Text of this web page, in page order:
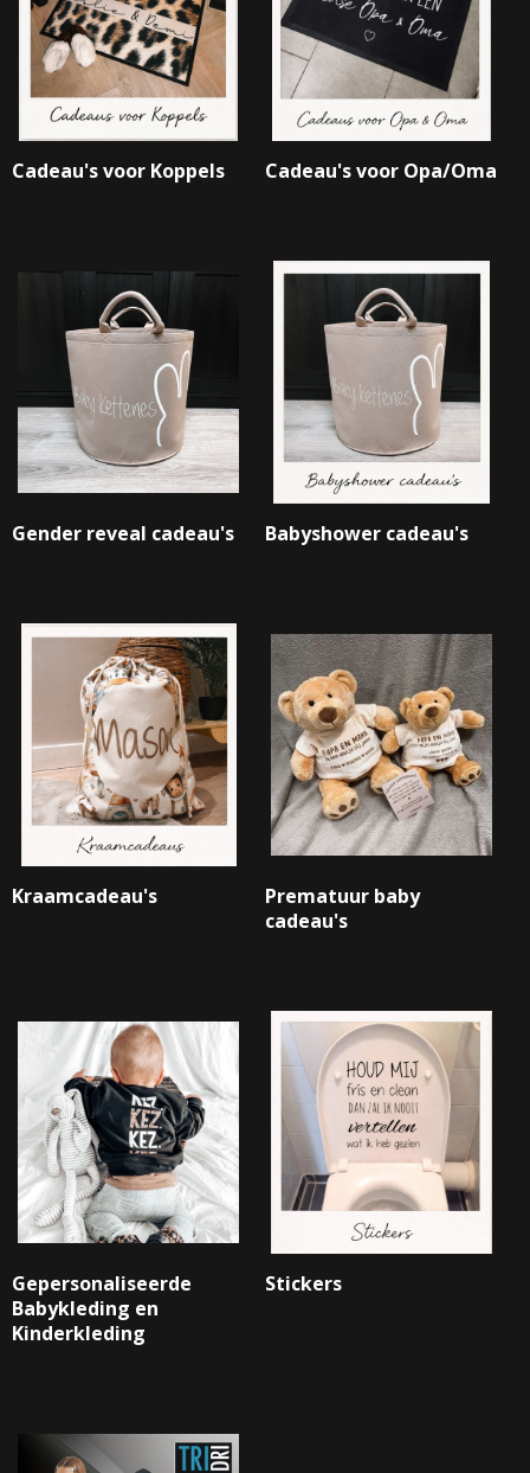
Cadeau's voor Koppels Cadeau's voor Opa/Oma
Gender reveal cadeau's Babyshower cadeau's
Kraamcadeau's
Prematuur baby
cadeau's
Gepersonaliseerde
Babykleding en
Kinderkleding
Stickers